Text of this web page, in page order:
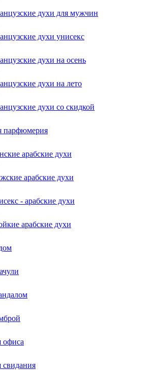
духи для мужчин
духи унисекс
духи на осень
духи на лето
духи со скидкой
парфюмерия
арабские духи
арабские духи
- арабские духи
арабские духи
офиса
свидания